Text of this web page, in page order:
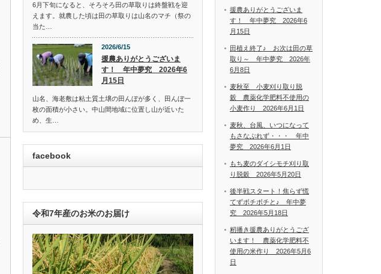
6月下旬になると、そろそろ田の草取りは終盤戦を迎
えます。就農した頃は田の草取りは山名のマチ（祭の
当た…
2026/6/15
援農ありがとうございま
す！ 年中夢究 2026年6
月15日
山名、海老敷は粘土質土壌の田んぼが多く、田んぼ一
枚の面積が小さい。中山間地域に位置し山が近いた
め、生…
facebook
令和7年産のお米のお届け
援農ありがとうございま
す！ 年中夢究 2026年6
月15日
田植え終了♪ お次は田の草
取り～ 年中夢究 2026年
6月8日
麦秋至 小麦刈り取り脱
穀 農薬化学肥料不使用の
小麦作り 2026年6月1日
麦秋、台風、いつになって
もさなぶれず・・・ 年中
夢究 2026年6月1日
もち麦のダイシモチ刈り取
り脱穀 2026年5月20日
後半戦スタート！焦らず慌
てずボチボチと♪ 年中夢
究 2026年5月18日
籾播き援農ありがとうござ
います！ 農薬化学肥料不
使用の米作り 2026年5月6
日